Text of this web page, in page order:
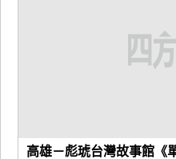
高雄－彪琥台灣故事館《